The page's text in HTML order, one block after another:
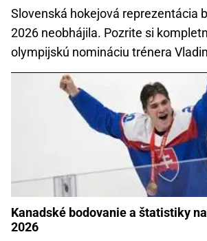
Slovenská hokejová reprezentácia
2026 neobhájila. Pozrite si
olympijskú nomináciu trénera
Kanadské bodovanie a štatistiky
2026